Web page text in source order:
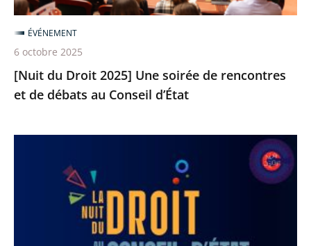
et
de
débats
au
Conseil
[Nuit du Droit 2025] Une soirée de rencontres
et de débats au Conseil d’État
ÉVÉNEMENT
6 octobre 2025